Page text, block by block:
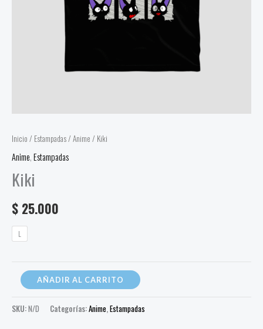
Inicio / Estampadas/ Anime / Kiki
Anime,Estampadas
Kiki
$ 25.000
L
AÑADIR AL CARRITO
SKU:N/D Categorías:Anime,Estampadas